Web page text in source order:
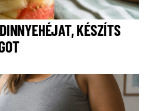
KÉSZÍTS